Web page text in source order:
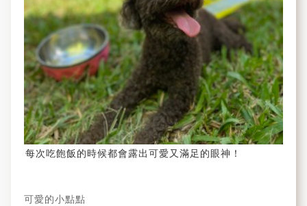
每次吃飽飯的時候都會露出可愛又滿足的眼神！
可愛的小點點